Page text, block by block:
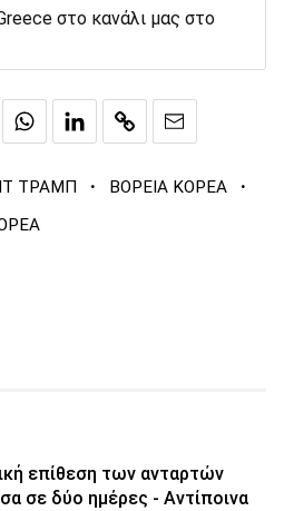
στο κανάλι μας στο
ΤΡΑΜΠ · ΒΟΡΕΙΑ ΚΟΡΕΑ ·
επίθεση των ανταρτών
σε δύο ημέρες - Αντίποινα